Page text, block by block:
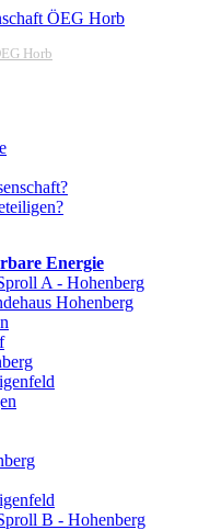
Horb
Energie
A - Hohenberg
Hohenberg
B - Hohenberg